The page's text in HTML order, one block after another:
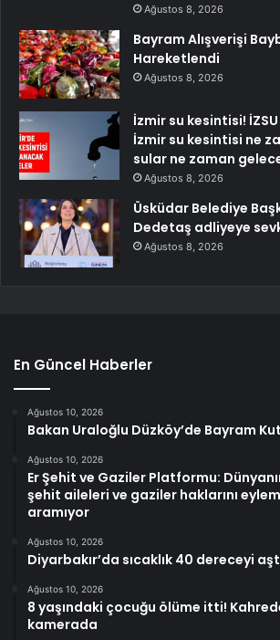
Ağustos 8, 2026
Bayram Alışverişi
Hareketlendi
Ağustos 8, 2026
İzmir su kesintisi!
İzmir su kesintisi ne
sular ne zaman
Ağustos 8, 2026
Üsküdar Belediye
Dedetaş adliyeye
Ağustos 8, 2026
En Güncel Haberler
Ağustos 10, 2026
Bakan Uraloğlu Düzköy’de Bayram
Ağustos 10, 2026
Er Şehit ve Gaziler Platformu:
şehit aileleri ve gaziler haklarını
aramıyor
Ağustos 10, 2026
Diyarbakır’da sıcaklık 40 dereceyi
Ağustos 10, 2026
8 yaşındaki çocuğu ölüme itti!
kamerada